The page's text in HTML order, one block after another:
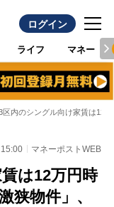
ログイン
ライフ マネー
区内のシングル向け家賃は12
マネーポストWEB
は12万円時
狭物件」、